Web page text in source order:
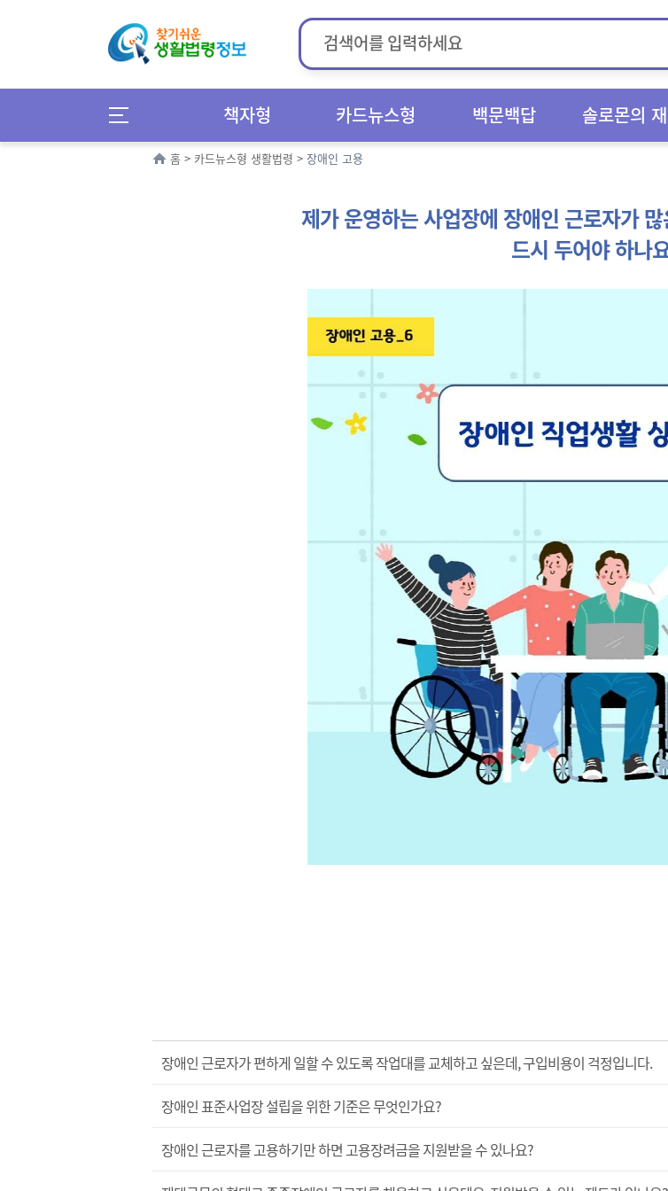
책자형 카드뉴스형 백문백답 솔로몬의
홈 > 카드뉴스형 생활법령 > 장애인 고용
제가 운영하는 사업장에 장애인 근로자가
드시 두어야 하나
장애인 근로자가 편하게 일할 수 있도록 작업대를 교체하고 싶은데, 구입비용이 걱정입니다.
장애인 표준사업장 설립을 위한 기준은 무엇인가요?
장애인 근로자를 고용하기만 하면 고용장려금을 지원받을 수 있나요?